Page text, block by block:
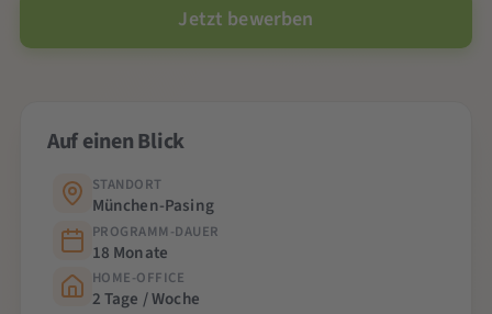
Jetzt bewerben
Auf einen Blick
STANDORT
München-Pasing
PROGRAMM-DAUER
18 Monate
HOME-OFFICE
2 Tage / Woche